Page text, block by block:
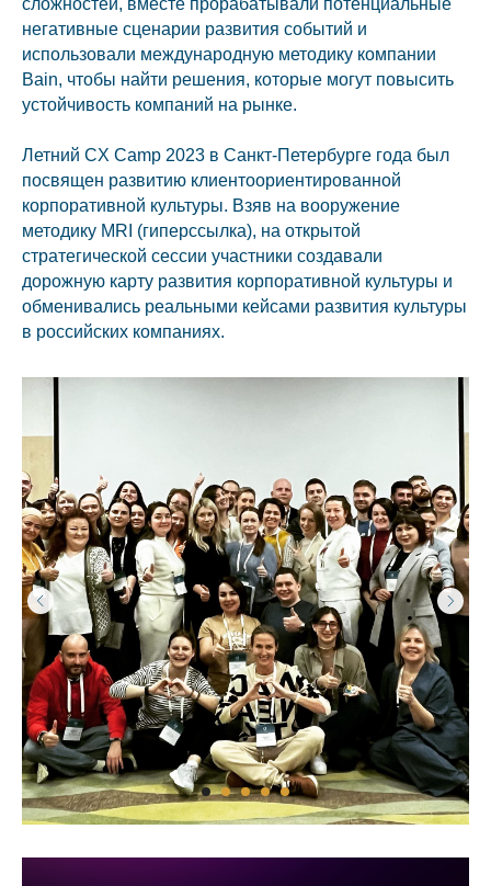
сложностей, вместе прорабатывали потенциальные
негативные сценарии развития событий и
использовали международную методику компании
Bain, чтобы найти решения, которые могут повысить
устойчивость компаний на рынке.
Летний CX Camp 2023 в Санкт-Петербурге года был
посвящен развитию клиентоориентированной
корпоративной культуры. Взяв на вооружение
методику MRI (гиперссылка), на открытой
стратегической сессии участники создавали
дорожную карту развития корпоративной культуры и
обменивались реальными кейсами развития культуры
в российских компаниях.